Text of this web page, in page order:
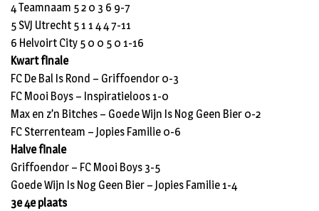
4 Teamnaam 5 2 0 3 6 9-7
5 SVJ Utrecht 5 1 1 4 4 7-11
6 Helvoirt City 5 0 0 5 0 1-16
Kwart finale
FC De Bal Is Rond – Griffoendor 0-3
FC Mooi Boys – Inspiratieloos 1-0
Max en z’n Bitches – Goede Wijn Is Nog Geen Bier 0-2
FC Sterrenteam – Jopies Familie 0-6
Halve finale
Griffoendor – FC Mooi Boys 3-5
Goede Wijn Is Nog Geen Bier – Jopies Familie 1-4
3e 4e plaats